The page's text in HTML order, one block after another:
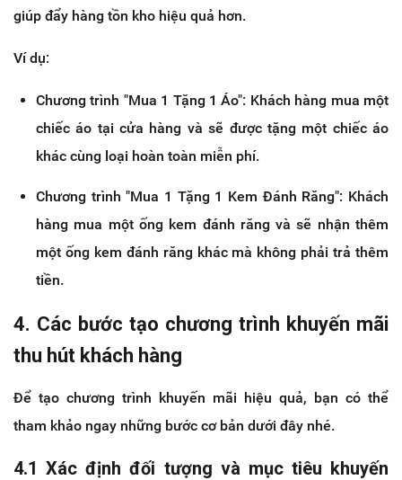
giúp đẩy hàng tồn kho hiệu quả hơn.
Ví dụ:
Chương trình "Mua 1 Tặng 1 Áo": Khách hàng mua một
chiếc áo tại cửa hàng và sẽ được tặng một chiếc áo
khác cùng loại hoàn toàn miễn phí.
Chương trình "Mua 1 Tặng 1 Kem Đánh Răng": Khách
hàng mua một ống kem đánh răng và sẽ nhận thêm
một ống kem đánh răng khác mà không phải trả thêm
tiền.
4. Các bước tạo chương trình khuyến mãi
thu hút khách hàng
Để tạo chương trình khuyến mãi hiệu quả, bạn có thể
tham khảo ngay những bước cơ bản dưới đây nhé.
4.1 Xác định đối tượng và mục tiêu khuyến